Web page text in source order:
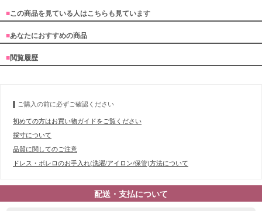
■この商品を見ている人はこちらも見ています
■あなたにおすすめの商品
■閲覧履歴
ご購入の前に必ずご確認ください
初めての方はお買い物ガイドをご覧ください
採寸について
品質に関してのご注意
ドレス・ボレロのお手入れ(洗濯/アイロン/保管)方法について
配送・支払について